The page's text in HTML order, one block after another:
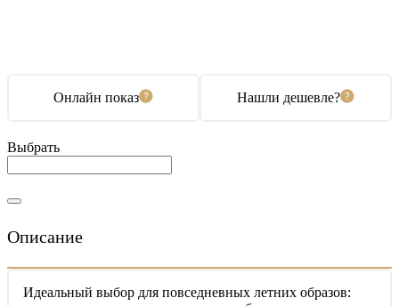
Онлайн показ Нашли дешевле?
Выбрать
Описание
Идеальный выбор для повседневных летних образов: